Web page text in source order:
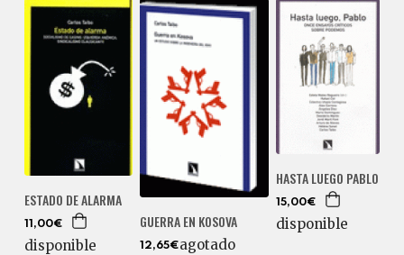
ESTADO DE ALARMA
11,00€
disponible
GUERRA EN KOSOVA
12,65€agotado
HASTA LUEGO PABLO
15,00€
disponible